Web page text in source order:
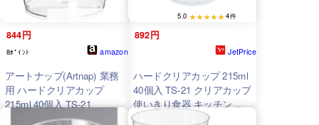
844円
8ﾎﾟｲﾝﾄ amazon
アートナップ(Artnap) 業務
用 ハードクリアカップ
215ml 40個入 TS-21
892円
JetPrice
5.0 4件
ハードクリアカップ 215ml
40個入 TS-21 クリアカップ
使いきり食器 キッチン テ
ーブル